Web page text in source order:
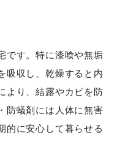
です。特に漆喰や無垢
吸収し、乾燥すると内
より、結露やカビを防
防蟻剤には人体に無害
的に安心して暮らせる